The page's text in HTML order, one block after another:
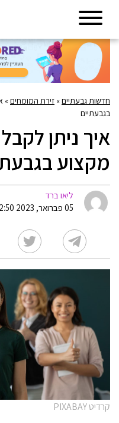
חדשות גבעתיים» זירת המומחים»
בגבעתיים
איך ניתן
מקצוע
ליאו ברד
05 פברואר, 2023 12:50
קרדיט PIXABAY